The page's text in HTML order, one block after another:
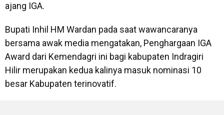
ajang IGA.
Bupati Inhil HM Wardan pada saat wawancaranya
bersama awak media mengatakan, Penghargaan IGA
Award dari Kemendagri ini bagi kabupaten Indragiri
Hilir merupakan kedua kalinya masuk nominasi 10
besar Kabupaten terinovatif.